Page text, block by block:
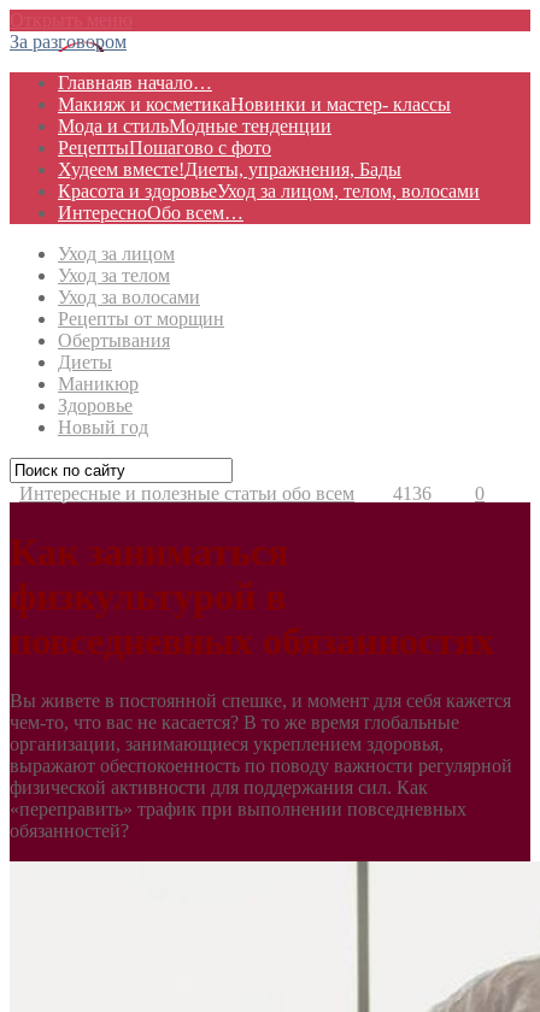
За разговором
Главнаяв начало…
Макияж и косметикаНовинки и мастер- классы
Мода и стильМодные тенденции
РецептыПошагово с фото
Худеем вместе!Диеты, упражнения, Бады
Красота и здоровьеУход за лицом, телом, волосами
ИнтересноОбо всем…
Уход за лицом
Уход за телом
Уход за волосами
Рецепты от морщин
Обертывания
Диеты
Маникюр
Здоровье
Новый год
Интересные и полезные статьи обо всем 4136 0
Как заниматься
физкультурой в
повседневных обязанностях
Вы живете в постоянной спешке, и момент для себя кажется
чем-то, что вас не касается? В то же время глобальные
организации, занимающиеся укреплением здоровья,
выражают обеспокоенность по поводу важности регулярной
физической активности для поддержания сил. Как
«переправить» трафик при выполнении повседневных
обязанностей?